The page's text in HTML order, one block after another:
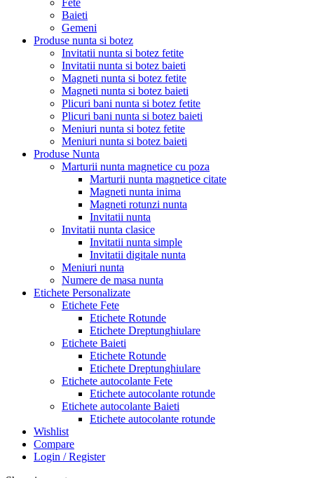
Baieti
Gemeni
Produse nunta si botez
Invitatii nunta si botez fetite
Invitatii nunta si botez baieti
Magneti nunta si botez fetite
Magneti nunta si botez baieti
Plicuri bani nunta si botez fetite
Plicuri bani nunta si botez baieti
Meniuri nunta si botez fetite
Meniuri nunta si botez baieti
Produse Nunta
Marturii nunta magnetice cu poza
Marturii nunta magnetice citate
Magneti nunta inima
Magneti rotunzi nunta
Invitatii nunta
Invitatii nunta clasice
Invitatii nunta simple
Invitatii digitale nunta
Meniuri nunta
Numere de masa nunta
Etichete Personalizate
Etichete Fete
Etichete Rotunde
Etichete Dreptunghiulare
Etichete Baieti
Etichete Rotunde
Etichete Dreptunghiulare
Etichete autocolante Fete
Etichete autocolante rotunde
Etichete autocolante Baieti
Etichete autocolante rotunde
Wishlist
Compare
Login / Register